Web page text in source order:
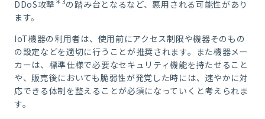
DDoS攻撃
の踏み台となるなど、悪用される可能性があり
ます。
IoT機器の利用者は、使用前にアクセス制限や機器そのもの
の設定などを適切に行うことが推奨されます。また機器メー
カーは、標準仕様で必要なセキュリティ機能を持たせること
や、販売後においても脆弱性が発覚した時には、速やかに対
応できる体制を整えることが必須になっていくと考えられま
す。